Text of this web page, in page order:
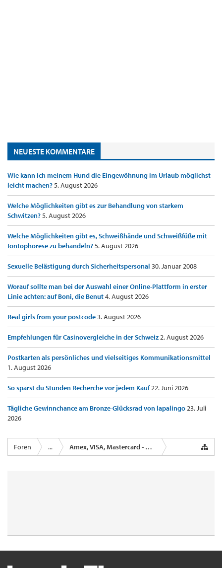
NEUESTE KOMMENTARE
Wie kann ich meinem Hund die Eingewöhnung im Urlaub möglichst
leicht machen?5. August 2026
Welche Möglichkeiten gibt es zur Behandlung von starkem
Schwitzen?5. August 2026
Welche Möglichkeiten gibt es, Schweißhände und Schweißfüße mit
Iontophorese zu behandeln?5. August 2026
Sexuelle Belästigung durch Sicherheitspersonal 30. Januar 2008
Worauf sollte man bei der Auswahl einer Online-Plattform in erster
Linie achten: auf Boni, die Benut4. August 2026
Real girls from your postcode3. August 2026
Empfehlungen für Casinovergleiche in der Schweiz2. August 2026
Postkarten als persönliches und vielseitiges Kommunikationsmittel
1. August 2026
So sparst du Stunden Recherche vor jedem Kauf22. Juni 2026
Tägliche Gewinnchance am Bronze-Glücksrad von lapalingo23. Juli
2026
Foren ... Amex, VISA, Mastercard - Kreditkartenanbieter